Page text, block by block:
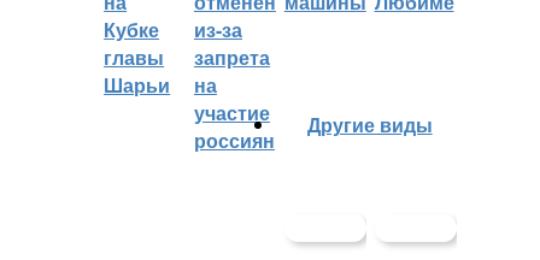
Кубке
главы
Шарьи
из-за
запрета
на
участие
россиян
Другие виды